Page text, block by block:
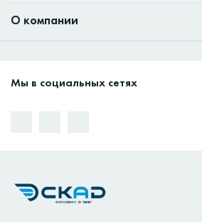
О компании
Мы в социальных сетях